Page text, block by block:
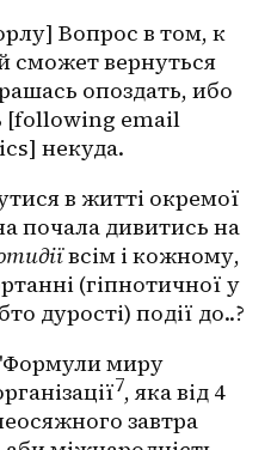
Вопрос в том, к
вернуться
опоздать, ибо
[following email
некуда.
в житті окремої
почала дивитись на
всім і кожному,
(гіпнотичної у
дурості) події до..?
"Формули миру
7, яка від 4
завтра